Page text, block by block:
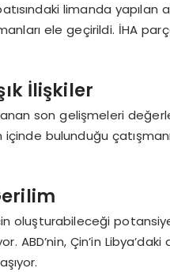
limanda yapılan
ele geçirildi. İHA
İlişkiler
son gelişmeleri
içinde bulunduğu
için oluşturabileceği
ABD’nin, Çin’in